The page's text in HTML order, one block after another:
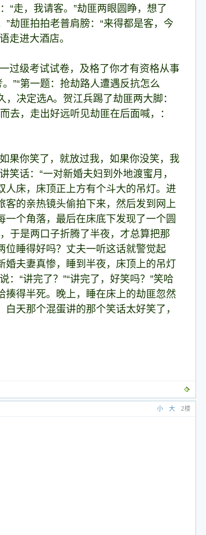
“走，我请客。”劫匪两眼圆睁，想了
劫匪拍拍老普肩膀：“来得都是客，今
走进大酒店。
过级考试试卷，及格了你才有资格从事
”“第一题：抢劫路人遭遇反抗怎么
决定选A。贺江兵踢了劫匪两大脚：
去，走出好远听见劫匪在后面喊，：
果你笑了，就放过我，如果你没笑，我
话：“一对新婚夫妇到外地渡蜜月，
床，床顶正上方有个斗大的吊灯。进
的亲热镜头偷拍下来，然后发到网上
个角落，最后在床底下发现了一个圆
于是两口子折腾了半夜，才总算把那
位睡得好吗？丈夫一听这话就警觉起
婚夫妻真惨，睡到半夜，床顶上的吊灯
“讲完了？”“讲完了，好笑吗？”笑哈
得半死。晚上，睡在床上的劫匪忽然
天那个混蛋讲的那个笑话太好笑了，
小 大 2楼